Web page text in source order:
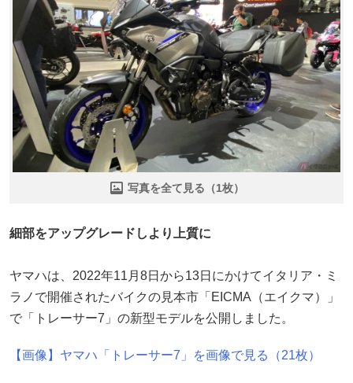
写真を全て見る（1枚）
細部をアップグレードしより上質に
ヤマハは、2022年11月8日から13日にかけてイタリア・ミ
ラノで開催されたバイクの見本市「EICMA（エイクマ）」
で「トレーサー7」の新型モデルを公開しました。
【画像】ヤマハ「トレーサー7」を画像で見る（21枚）